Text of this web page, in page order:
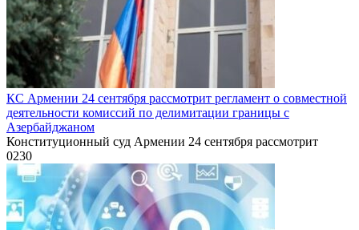
КС Армении 24 сентября рассмотрит регламент о совместной
деятельности комиссий по делимитации границы с
Азербайджаном
Конституционный суд Армении 24 сентября рассмотрит
0230